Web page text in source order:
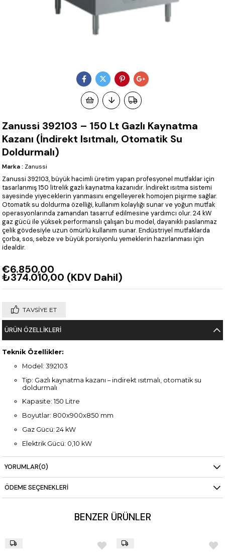
Zanussi 392103 – 150 Lt Gazlı Kaynatma
Kazanı (İndirekt Isıtmalı, Otomatik Su
Doldurmalı)
Marka : Zanussi
Zanussi 392103, büyük hacimli üretim yapan profesyonel mutfaklar için
tasarlanmış 150 litrelik gazlı kaynatma kazanıdır. İndirekt ısıtma sistemi
sayesinde yiyeceklerin yanmasını engelleyerek homojen pişirme sağlar.
Otomatik su doldurma özelliği, kullanım kolaylığı sunar ve yoğun mutfak
operasyonlarında zamandan tasarruf edilmesine yardımcı olur. 24 kW
gaz gücü ile yüksek performanslı çalışan bu model, dayanıklı paslanmaz
çelik gövdesiyle uzun ömürlü kullanım sunar. Endüstriyel mutfaklarda
çorba, sos, sebze ve büyük porsiyonlu yemeklerin hazırlanması için
idealdir.
€6.850,00
₺374.010,00 (KDV Dahil)
TAVSIYE ET
ÜRÜN ÖZELLIKLERI
Teknik Özellikler:
Model: 392103
Tip: Gazlı kaynatma kazanı – indirekt ısıtmalı, otomatik su
doldurmalı
Kapasite: 150 Litre
Boyutlar: 800x900x850 mm
Gaz Gücü: 24 kW
Elektrik Gücü: 0,10 kW
Ağırlık: 135 kg
İndirekt ısıtma sistemi ile güvenli ve homojen pişirme
Otomatik su doldurma özelliği
Paslanmaz çelik gövde
Profesyonel mutfaklara uygun endüstriyel tasarım
YORUMLAR(0)
ÖDEME SEÇENEKLERI
BENZER ÜRÜNLER